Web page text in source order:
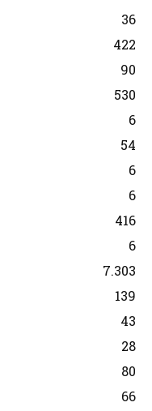
36
422
90
530
6
54
6
6
416
6
7.303
139
43
28
80
66